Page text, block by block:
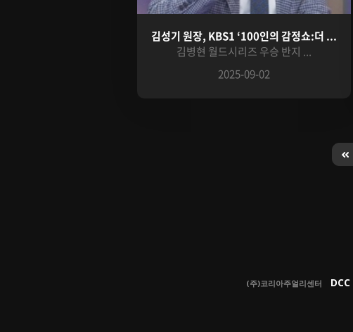
김성기 원장, KBS1 ‘100인의 감정쇼:더 ...
김병현 월드시리즈 우승 반지 ...
2025-09-02
(주)코리아주얼리센터 DCC